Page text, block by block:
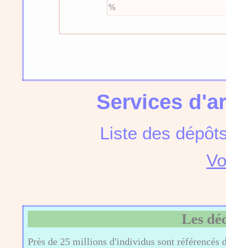
Services
Liste des
Les
Près de 25 millions d'individus sont référencés